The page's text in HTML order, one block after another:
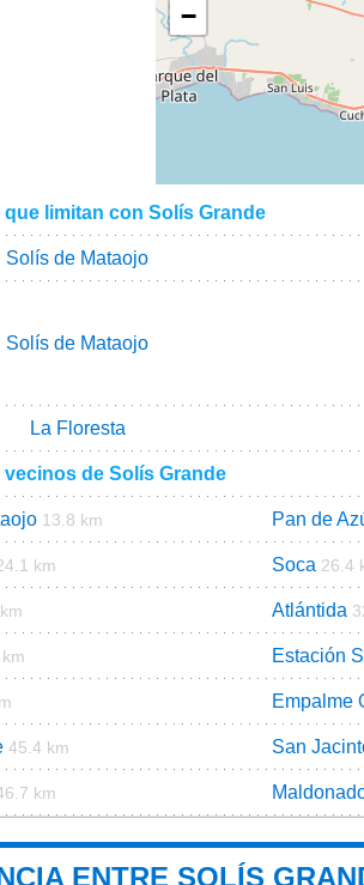
−
que limitan con Solís Grande
Solís de Mataojo
Solís de Mataojo
La Floresta
vecinos de Solís Grande
13.8 km Pan de
km Soca 26.4
Atlántida
Estación
Empalme
45.4 km San
km
ENTRE SOLÍS